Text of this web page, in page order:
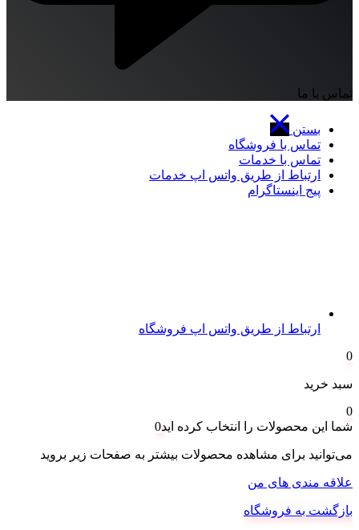
تماس با ما
بستن
تماس با فروشگاه
تماس با خدمات
ارتباط از طریق واتس اپ خدمات
پیج اینستاگرام
ارتباط از طریق واتس اپ فروشگاه
0
سبد خرید
0
شما این محصولات را انتخاب کرده اید0
می‌توانید برای مشاهده محصولات بیشتر به صفحات زیر بروید
علاقه مندی های من
بازگشت به فروشگاه